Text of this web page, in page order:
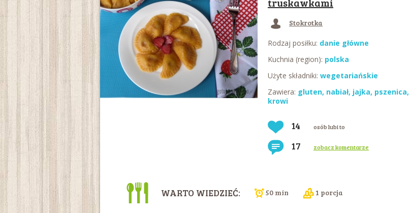
Stokrotka
Rodzaj posiłku: danie główne
Kuchnia (region): polska
Użyte składniki: wegetariańskie
Zawiera: gluten, nabiał, jajka, pszenica,
krowi
14 osób lubi to
17 zobacz komentarze
WARTO WIEDZIEĆ: 50 min 1 porcja